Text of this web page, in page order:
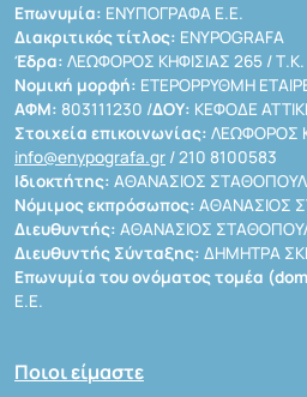
Επωνυμία: ΕΝΥΠΟΓΡΑΦΑ Ε.Ε.
Διακριτικός τίτλος: ENYPOGRAFA
Έδρα: ΛΕΩΦΟΡΟΣ ΚΗΦΙΣΙΑΣ 265 / Τ.Κ.
Νομική μορφή: ΕΤΕΡΟΡΡΥΘΜΗ
ΑΦΜ: 803111230 /ΔΟΥ: ΚΕΦΟΔΕ
Στοιχεία επικοινωνίας: ΛΕΩΦΟΡΟΣ
info@enypografa.gr / 210 8100583
Ιδιοκτήτης: ΑΘΑΝΑΣΙΟΣ
Νόμιμος εκπρόσωπος: ΑΘΑΝΑΣΙΟΣ
Διευθυντής: ΑΘΑΝΑΣΙΟΣ
Διευθυντής Σύνταξης: ΔΗΜΗΤΡΑ
Επωνυμία του ονόματος τομέα
Ε.Ε.
Ποιοι είμαστε